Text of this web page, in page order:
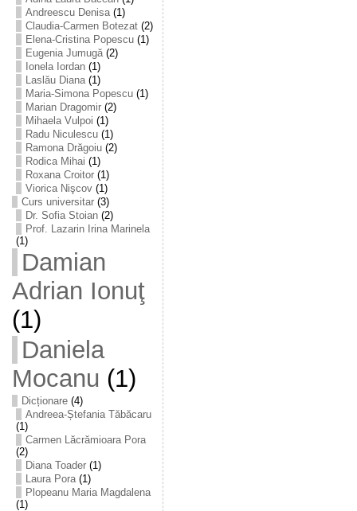
Andreescu Denisa(1)
Claudia-Carmen Botezat(2)
Elena-Cristina Popescu(1)
Eugenia Jumugă(2)
Ionela Iordan(1)
Laslău Diana(1)
Maria-Simona Popescu(1)
Marian Dragomir(2)
Mihaela Vulpoi (1)
Radu Niculescu(1)
Ramona Drăgoiu(2)
Rodica Mihai (1)
Roxana Croitor(1)
Viorica Nişcov(1)
Curs universitar(3)
Dr. Sofia Stoian(2)
Prof. Lazarin Irina Marinela
(1)
Damian
Adrian Ionuţ
(1)
Daniela
Mocanu (1)
Dicționare(4)
Andreea-Ștefania Tăbăcaru
(1)
Carmen Lăcrămioara Pora
(2)
Diana Toader(1)
Laura Pora(1)
Plopeanu Maria Magdalena
(1)